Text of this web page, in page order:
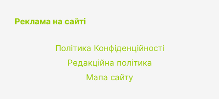
Реклама на сайті
Політика Конфіденційності
Редакційна політика
Мапа сайту